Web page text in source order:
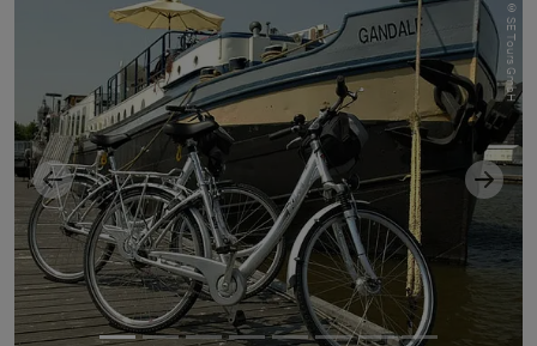
© SE Tours GmbH
Vorheriges Bild